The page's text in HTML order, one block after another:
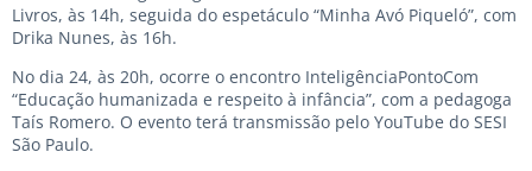
Livros, às 14h, seguida do espetáculo “Minha Avó Piqueló”, com
Drika Nunes, às 16h.
No dia 24, às 20h, ocorre o encontro InteligênciaPontoCom
“Educação humanizada e respeito à infância”, com a pedagoga
Taís Romero. O evento terá transmissão pelo YouTube do SESI
São Paulo.